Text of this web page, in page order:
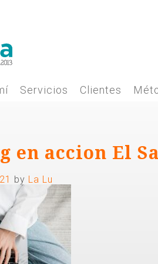
Servicios Clientes
en accion El
by La Lu